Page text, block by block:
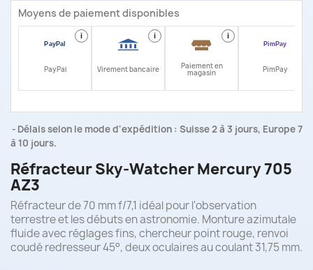
Moyens de paiement disponibles
i
PayPal
i
Virement bancaire
i
Paiement en
magasin PimPay
Délais selon le mode d'expédition : Suisse 2 à 3 jours, Europe 7
à 10 jours.
Réfracteur Sky-Watcher Mercury 705
AZ3
Réfracteur de 70 mm f/7,1 idéal pour l'observation
terrestre et les débuts en astronomie. Monture azimutale
fluide avec réglages fins, chercheur point rouge, renvoi
coudé redresseur 45°, deux oculaires au coulant 31,75 mm.